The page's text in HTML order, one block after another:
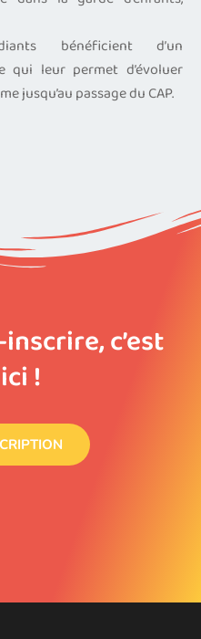
bénéficient d’un
qui leur permet d’évoluer
jusqu’au passage du CAP.
c’est
!